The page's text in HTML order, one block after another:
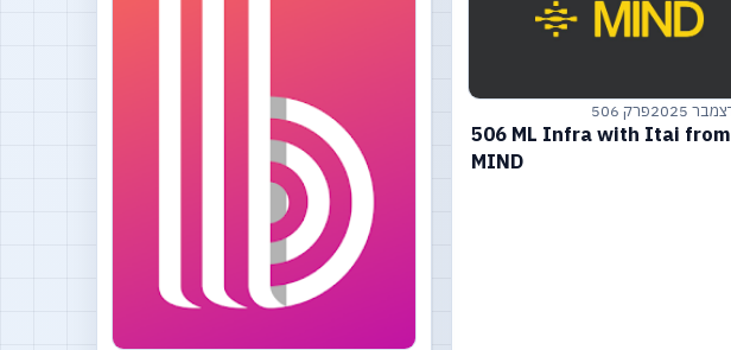
פרק 506
506 ML Infra with Itai from
MIND